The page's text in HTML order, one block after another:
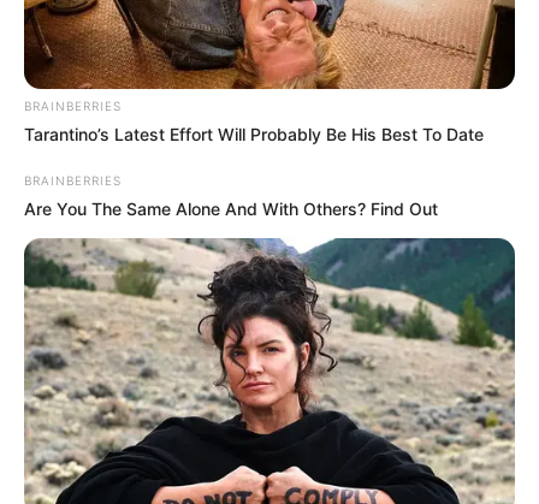
Bademöglichkeiten
Wandern
Kinoprogramm
Angebote für Behinderte
Aussichtstürme
Tier- und Zooparks
Ausflug mit der Bahn
Fremdenverkehrsamt und Tourist Information Würzb
urg
Hier kann auch eine
Veranstaltung für Würzburg
eingetragenwerden, ebenso für alle weiteren Städte und
Gemeinden.
BRAINBERRIES
Tarantino’s Latest Effort Will Probably Be His Best To Date
BRAINBERRIES
Are You The Same Alone And With Others? Find Out